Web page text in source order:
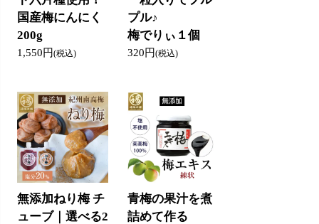
国産梅にんにく
200g
1,550円(税込)
プル♪
梅でりぃ１個
320円(税込)
無添加ねり梅 チ
ューブ｜選べる2
青梅の果汁を煮
詰めて作る